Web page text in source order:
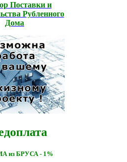
Поставки и
Рубленного
Дома
из БРУСА - 1%